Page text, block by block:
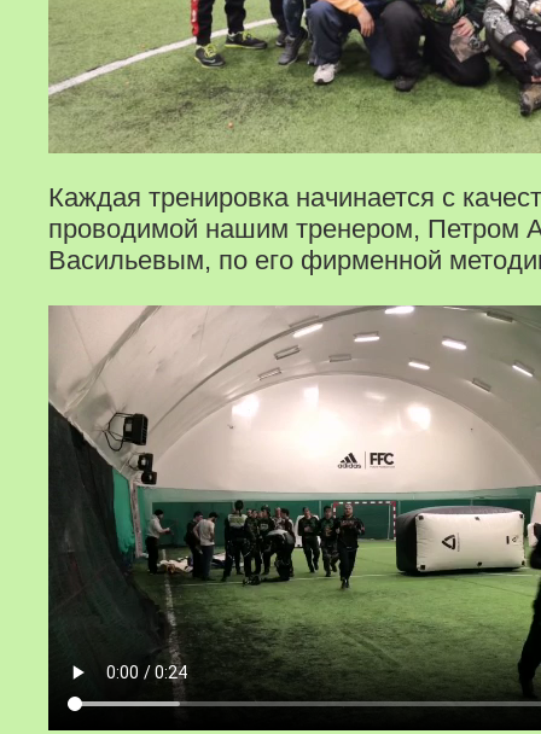
Каждая тренировка начинается с
проводимой нашим тренером, Петром
Васильевым, по его фирменной